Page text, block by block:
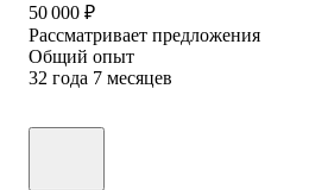
50 000 ₽
Рассматривает предложения
Общий опыт
32 года 7 месяцев